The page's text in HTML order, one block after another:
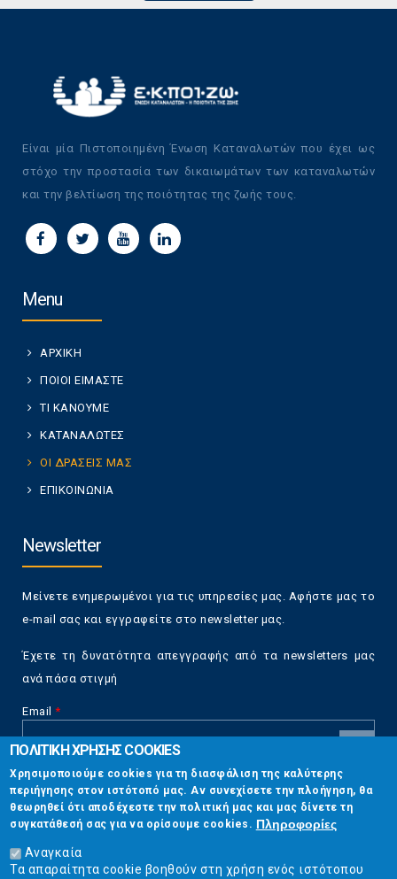
Είναι μία Πιστοποιημένη Ένωση Καταναλωτών που έχει ως
στόχο την προστασία των δικαιωμάτων των καταναλωτών
και την βελτίωση της ποιότητας της ζωής τους.
Menu
ΑΡΧΙΚΗ
ΠΟΙΟΙ ΕΙΜΑΣΤΕ
ΤΙ ΚΑΝΟΥΜΕ
ΚΑΤΑΝΑΛΩΤΕΣ
ΟΙ ΔΡΑΣΕΙΣ ΜΑΣ
ΕΠΙΚΟΙΝΩΝΙΑ
Newsletter
Μείνετε ενημερωμένοι για τις υπηρεσίες μας. Αφήστε μας το
e-mail σας και εγγραφείτε στο newsletter μας.
Έχετε τη δυνατότητα απεγγραφής από τα newsletters μας
ανά πάσα στιγμή
Email *
CAPTCHA
This
question is
for testing
whether or
not you are a
human visitor
Επικοινωνία
Στουρνάρη 17, Αθήνα 10683
ΠΟΛΙΤΙΚΗ ΧΡΗΣΗΣ COOKIES
Χρησιμοποιούμε cookies για τη διασφάλιση της καλύτερης
περιήγησης στον ιστότοπό μας. Αν συνεχίσετε την πλοήγηση, θα
θεωρηθεί ότι αποδέχεστε την πολιτική μας και μας δίνετε τη
συγκατάθεσή σας για να ορίσουμε cookies. Πληροφορίες
Αναγκαία
Τα απαραίτητα cookie βοηθούν στη χρήση ενός ιστότοπου